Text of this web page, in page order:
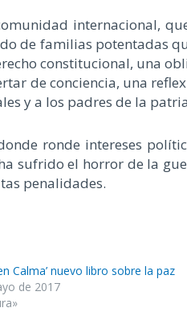
internacional,
de familias potentadas
constitucional, una
de conciencia, una
y a los padres de la
ronde intereses
sufrido el horror de la
penalidades.
Calma’ nuevo libro sobre la paz
de 2017